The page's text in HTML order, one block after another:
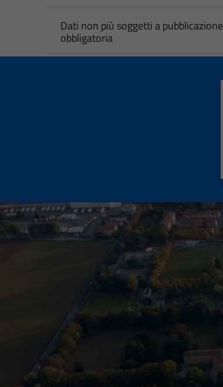
Dati non più soggetti a pubblicazione
obbligatoria